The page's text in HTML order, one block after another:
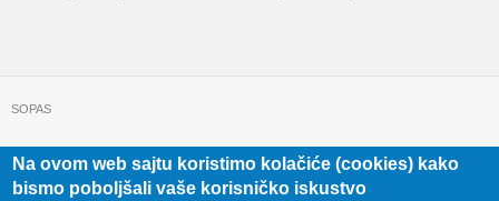
SOPAS
+381 11 322 22 32 Beograd, Beogradska 71
Na ovom web sajtu koristimo kolačiće (cookies) kako
bismo poboljšali vaše korisničko iskustvo